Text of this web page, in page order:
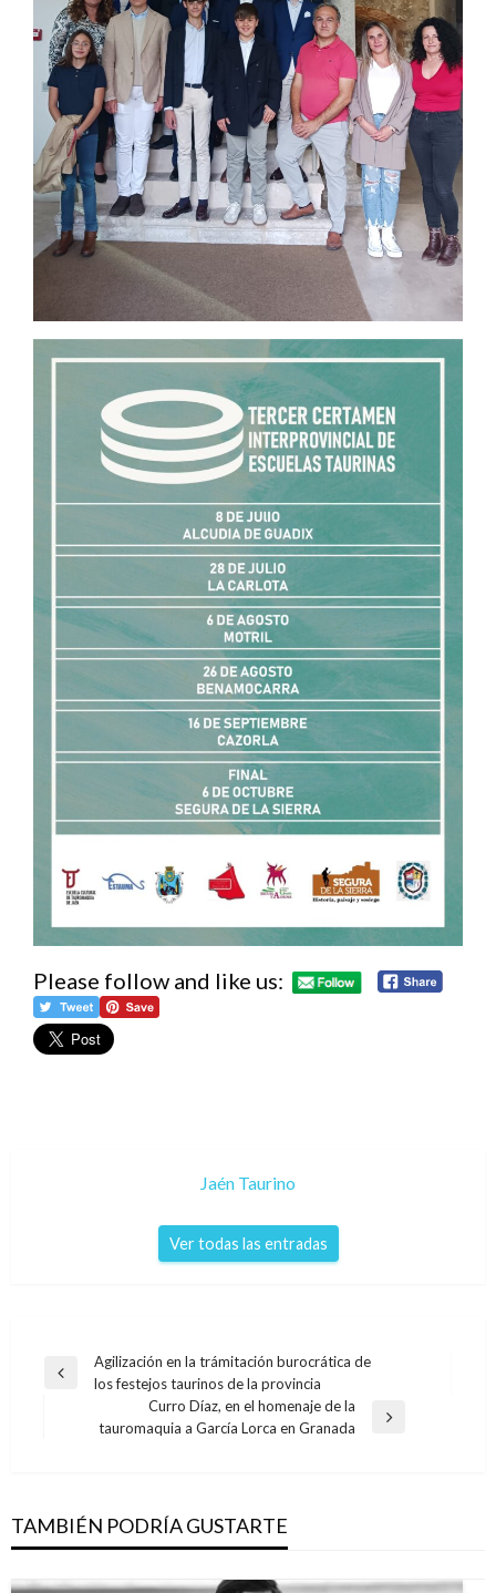
Please follow and like us:
Jaén Taurino
Ver todas las entradas
Navegación
entradas
Entrada
Agilización en la trámitación burocrática de
los festejos taurinos de la provincia
Entrada
Curro Díaz, en el homenaje de la
tauromaquia a García Lorca en Granada
TAMBIÉN PODRÍA GUSTARTE